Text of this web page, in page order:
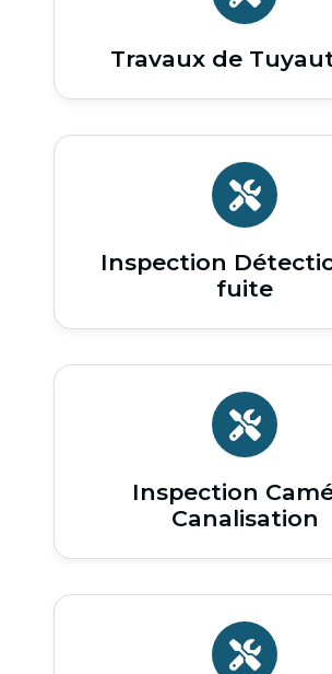
Travaux de
Inspection
fuite
Inspection
Canalisation